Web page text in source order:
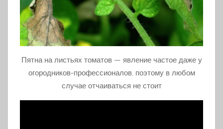
Пятна на листьях томатов — явление частое даже у
огородников-профессионалов, поэтому в любом
случае отчаиваться не стоит